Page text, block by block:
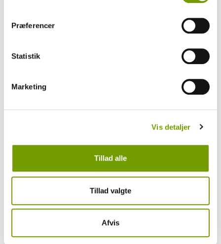
Præferencer
Statistik
Marketing
Vis detaljer
Tillad alle
Tillad valgte
Afvis
HUNDEN 11 er på trapperne
HUNDEN udkommer i næste uge